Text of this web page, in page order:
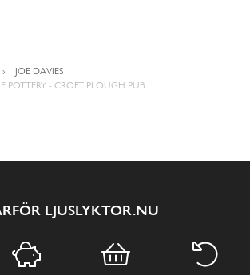
JOE DAVIES
POTTERY - CROFT PLOUGH PUB
LJUSLYKTOR.NU